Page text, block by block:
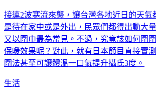
接連2波寒流來襲，讓台灣各地近日的天氣
是待在家中或是外出，民眾們都得出動大
又以圍巾最為常見。不過，究竟該如何圍
保暖效果呢？對此，就有日本節目直接實
圍法甚至可讓體溫一口氣提升攝氏3度。
生活